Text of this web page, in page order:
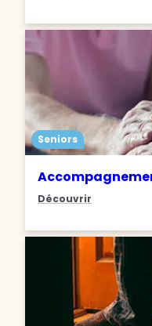
Seniors
Découvrir